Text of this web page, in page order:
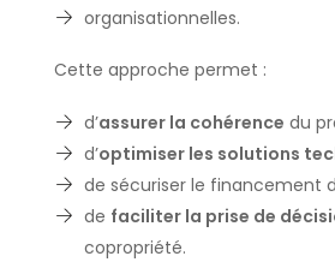
organisationnelles.
Cette approche permet :
d’assurer la cohérence du
d’optimiser les solutions
de sécuriser le financement
de faciliter la prise de
copropriété.